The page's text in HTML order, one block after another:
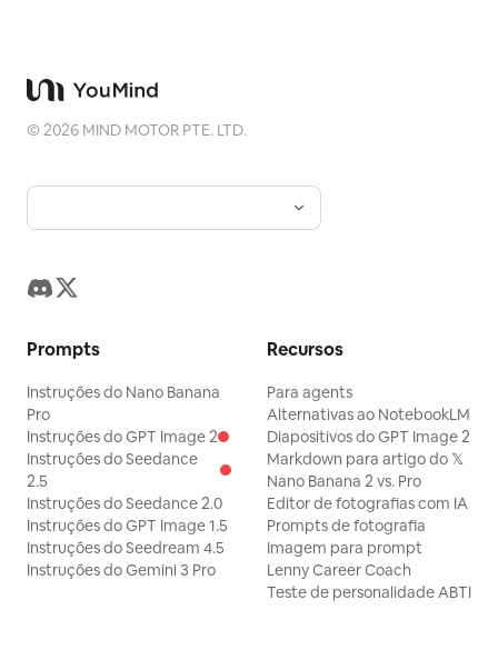
©2026 MIND MOTOR PTE. LTD.
Prompts
Instruções do Nano Banana
Pro
Instruções do GPT Image 2
Instruções do Seedance
2.5
Instruções do Seedance 2.0
Instruções do GPT Image 1.5
Instruções do Seedream 4.5
Instruções do Gemini 3 Pro
Recursos
Para agents
Alternativas ao NotebookLM
Diapositivos do GPT Image 2
Markdown para artigo do 𝕏
Nano Banana 2 vs. Pro
Editor de fotografias com IA
Prompts de fotografia
Imagem para prompt
Lenny Career Coach
Teste de personalidade ABTI